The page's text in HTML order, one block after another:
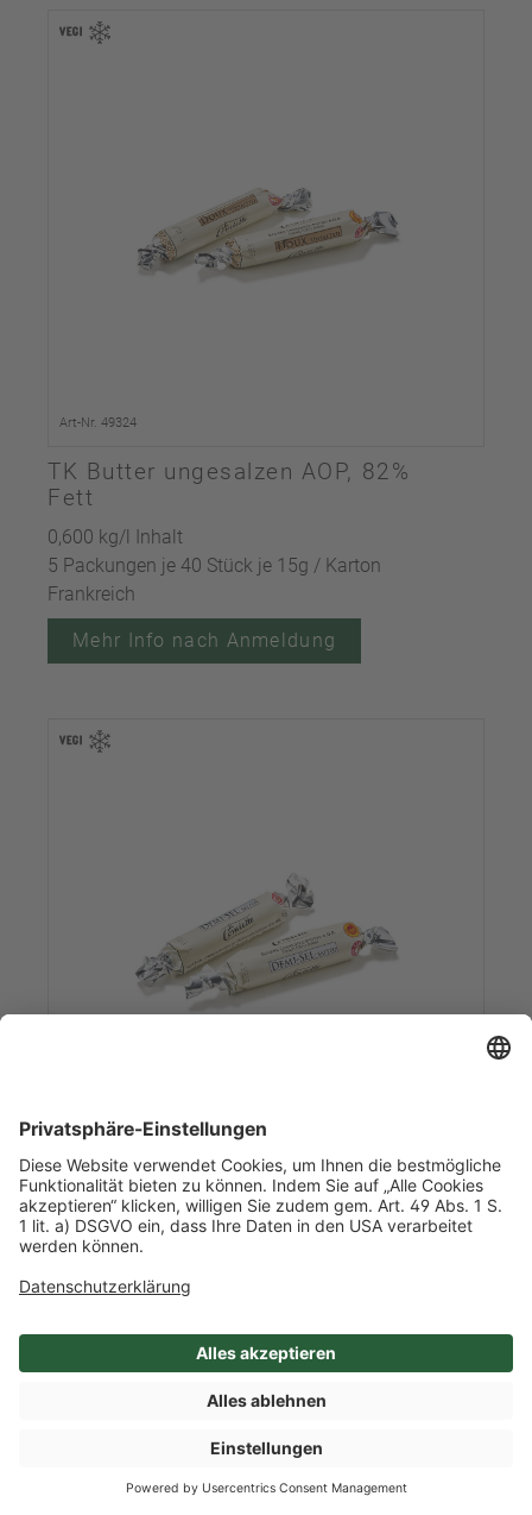
SHOP
Art-Nr. 49324
TK Butter ungesalzen AOP, 82%
Fett
0,600 kg/l Inhalt
5 Packungen je 40 Stück je 15g / Karton
Frankreich
Mehr Info nach Anmeldung
Art-Nr. 49323
TK Butter gesalzen AOP, 80% Fett
0,600 kg/l Inhalt
Frankreich
Mehr Info nach Anmeldung